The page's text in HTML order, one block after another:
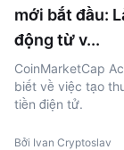
mới bắt đầu:
động từ v...
CoinMarketCap
biết về việc tạo
tiền điện tử.
Bởi Ivan Cryptoslav